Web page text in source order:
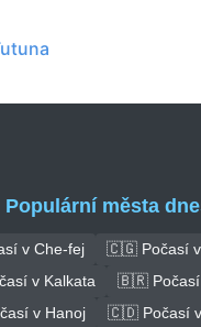
Populární města
v Che-fej
🇨🇬 Počasí v
v Kalkata
🇧🇷 Počasí
v Hanoj
🇨🇩 Počasí v